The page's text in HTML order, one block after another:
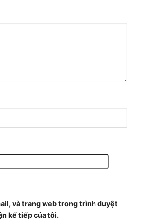
và trang web trong trình duyệt
kế tiếp của tôi.